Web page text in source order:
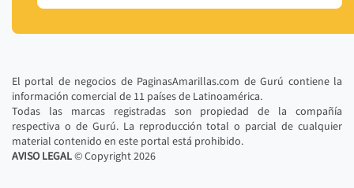
El portal de negocios de PaginasAmarillas.com de Gurú contiene la
información comercial de 11 países de Latinoamérica.
Todas las marcas registradas son propiedad de la compañía
respectiva o de Gurú. La reproducción total o parcial de cualquier
material contenido en este portal está prohibido.
AVISO LEGAL© Copyright2026